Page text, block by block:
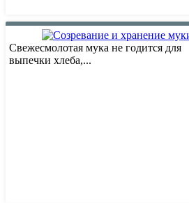
Свежесмолотая мука не годится для
выпечки хлеба,...